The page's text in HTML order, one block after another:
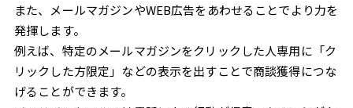
また、メールマガジンやWEB広告をあわせることでより力を
発揮します。
例えば、特定のメールマガジンをクリックした人専用に「ク
リックした方限定」などの表示を出すことで商談獲得につな
げることができます。